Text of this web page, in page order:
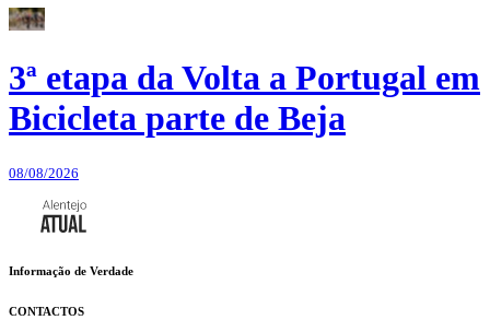
3ª etapa da Volta a Portugal em
Bicicleta parte de Beja
08/08/2026
Informação de Verdade
CONTACTOS